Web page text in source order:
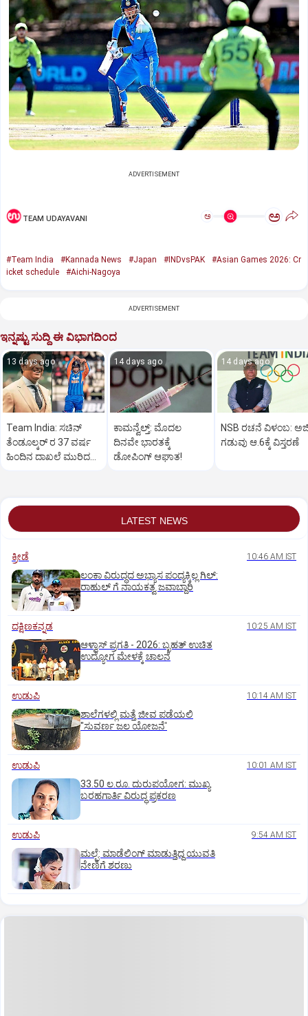
ADVERTISEMENT
TEAM UDAYAVANI ಅ ಅ
#Team India #Kannada News #Japan #INDvsPAK
#Asian Games 2026: Cr
icket schedule
#Aichi-Nagoya
ADVERTISEMENT
ಇನ್ನಷ್ಟು ಸುದ್ದಿ ಈ ವಿಭಾಗದಿಂದ
13 days ago
Team India: ಸಚಿನ್‌
ತೆಂಡೂಲ್ಕರ್‌ ರ 37 ವರ್ಷ
ಹಿಂದಿನ ದಾಖಲೆ ಮುರಿದ
14 days ago
ಕಾಮನ್ವೆಲ್ತ್‌: ಮೊದಲ
ದಿನವೇ ಭಾರತಕ್ಕೆ
ಡೋಪಿಂಗ್‌ ಆಘಾತ!
14 days ago
NSB ರಚನೆ ವಿಳಂಬ:
ಗಡುವು ಆ.6ಕ್ಕೆ ವಿಸ್ತರಣೆ
LATEST NEWS
ಕ್ರೀಡೆ 10:46 AM IST
ಲಂಕಾ ವಿರುದ್ಧದ ಅಭ್ಯಾಸ ಪಂದ್ಯಕ್ಕಿಲ್ಲ ಗಿಲ್:‌
ರಾಹುಲ್‌ ಗೆ ನಾಯಕತ್ವ ಜವಾಬ್ದಾರಿ
ದಕ್ಷಿಣಕನ್ನಡ 10:25 AM IST
ಆಳ್ವಾಸ್‌ ಪ್ರಗತಿ - 2026: ಬೃಹತ್ ಉಚಿತ
ಉದ್ಯೋಗ ಮೇಳಕ್ಕೆ ಚಾಲನೆ
ಉಡುಪಿ 10:14 AM IST
ಶಾಲೆಗಳಲ್ಲಿ ಮತ್ತೆ ಜೀವ ಪಡೆಯಲಿ
"ಸುವರ್ಣ ಜಲ ಯೋಜನೆ'
ಉಡುಪಿ 10:01 AM IST
33.50 ಲ.ರೂ. ದುರುಪಯೋಗ: ಮುಖ್ಯ
ಬರಹಗಾರ್ತಿ ವಿರುದ್ಧ ಪ್ರಕರಣ
ಉಡುಪಿ 9:54 AM IST
ಮಲ್ಪೆ: ಮಾಡೆಲಿಂಗ್ ಮಾಡುತ್ತಿದ್ದ ಯುವತಿ
ನೇಣಿಗೆ ಶರಣು